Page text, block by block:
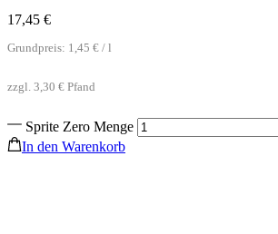
17,45 €
Grundpreis: 1,45 € / l
zzgl. 3,30 € Pfand
Sprite Zero Menge
In den Warenkorb